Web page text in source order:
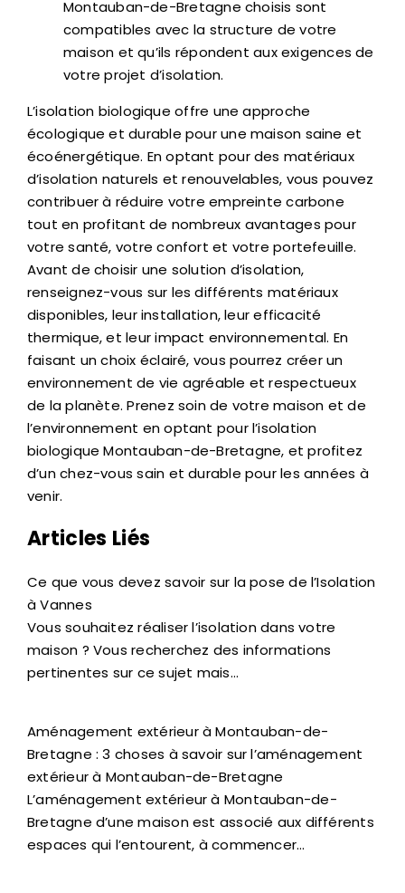
Montauban-de-Bretagne choisis sont
compatibles avec la structure de votre
maison et qu’ils répondent aux exigences de
votre projet d’isolation.
L’isolation biologique offre une approche
écologique et durable pour une maison saine et
écoénergétique. En optant pour des matériaux
d’isolation naturels et renouvelables, vous pouvez
contribuer à réduire votre empreinte carbone
tout en profitant de nombreux avantages pour
votre santé, votre confort et votre portefeuille.
Avant de choisir une solution d’isolation,
renseignez-vous sur les différents matériaux
disponibles, leur installation, leur efficacité
thermique, et leur impact environnemental. En
faisant un choix éclairé, vous pourrez créer un
environnement de vie agréable et respectueux
de la planète. Prenez soin de votre maison et de
l’environnement en optant pour l’isolation
biologique Montauban-de-Bretagne, et profitez
d’un chez-vous sain et durable pour les années à
venir.
Articles Liés
Ce que vous devez savoir sur la pose de l’Isolation
à Vannes
Vous souhaitez réaliser l’isolation dans votre
maison ? Vous recherchez des informations
pertinentes sur ce sujet mais…
Aménagement extérieur à Montauban-de-
Bretagne : 3 choses à savoir sur l’aménagement
extérieur à Montauban-de-Bretagne
L’aménagement extérieur à Montauban-de-
Bretagne d’une maison est associé aux différents
espaces qui l’entourent, à commencer…